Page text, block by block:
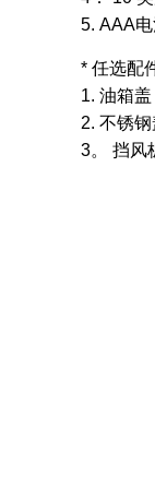
5. AAA
* 任选配
1. 油箱盖
2. 不锈钢
3。 挡风